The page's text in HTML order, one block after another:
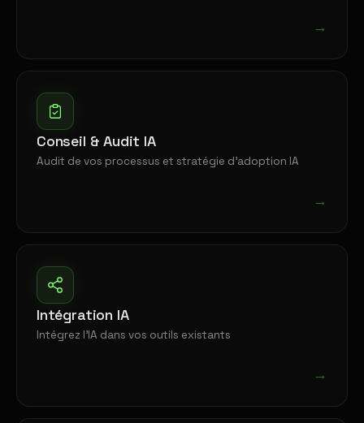
→
Conseil & Audit IA
Audit de vos processus et stratégie d'adoption IA
→
Intégration IA
Intégrez l'IA dans vos outils existants
→